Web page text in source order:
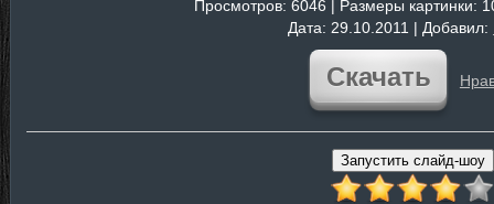
Просмотров: 6046 | Размеры картинки:
Дата: 29.10.2011 | Добавил:
Скачать